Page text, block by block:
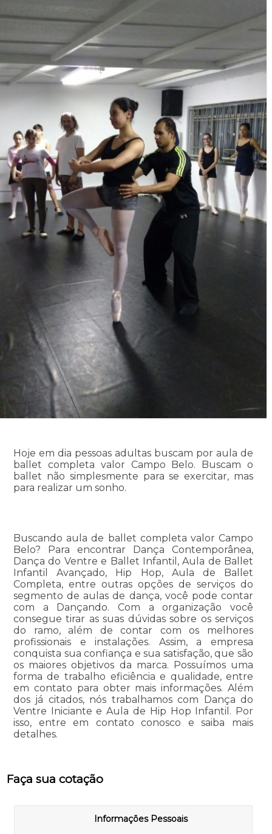
Hoje em dia pessoas adultas buscam por aula de
ballet completa valor Campo Belo. Buscam o
ballet não simplesmente para se exercitar, mas
para realizar um sonho.
Buscando aula de ballet completa valor Campo
Belo? Para encontrar Dança Contemporânea,
Dança do Ventre e Ballet Infantil, Aula de Ballet
Infantil Avançado, Hip Hop, Aula de Ballet
Completa, entre outras opções de serviços do
segmento de aulas de dança, você pode contar
com a Dançando. Com a organização você
consegue tirar as suas dúvidas sobre os serviços
do ramo, além de contar com os melhores
profissionais e instalações. Assim, a empresa
conquista sua confiança e sua satisfação, que são
os maiores objetivos da marca. Possuímos uma
forma de trabalho eficiência e qualidade, entre
em contato para obter mais informações. Além
dos já citados, nós trabalhamos com Dança do
Ventre Iniciante e Aula de Hip Hop Infantil. Por
isso, entre em contato conosco e saiba mais
detalhes.
Faça sua cotação
Informações Pessoais